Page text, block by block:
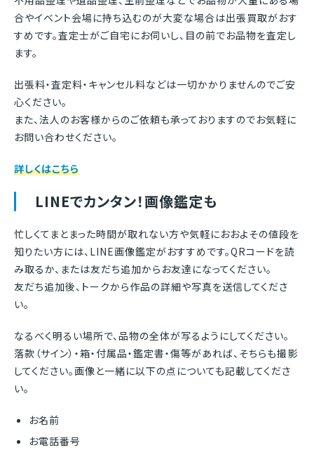
合やイベント会場に持ち込むのが大変な場合は出張買取がおす
すめです。査定士がご自宅にお伺いし、目の前でお品物を査定し
ます。
出張料・査定料・キャンセル料などは一切かかりませんのでご安
心ください。
また、法人のお客様からのご依頼も承っておりますのでお気軽に
お問い合わせください。
詳しくはこちら
LINEでカンタン！画像鑑定も
忙しくてまとまった時間が取れない方や気軽におおよその値段を
知りたい方には、LINE画像鑑定がおすすめです。QRコードを読
み取るか、または友だち追加からお友達になってください。
友だち追加後、トークから作品の詳細や写真を送信してくださ
い。
なるべく明るい場所で、品物の全体が写るようにしてください。
落款（サイン）・箱・付属品・鑑定書・傷等があれば、そちらも撮影
してください。画像と一緒に以下の点についても記載してくださ
い。
お名前
お電話番号